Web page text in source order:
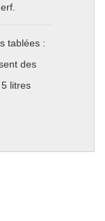
tablées :
des
litres